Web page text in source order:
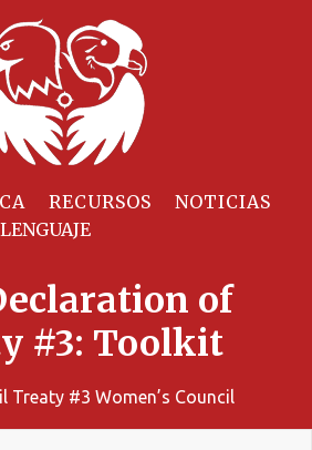
RECURSOS NOTICIAS
of
#3: Toolkit
Treaty #3 Women’s Council